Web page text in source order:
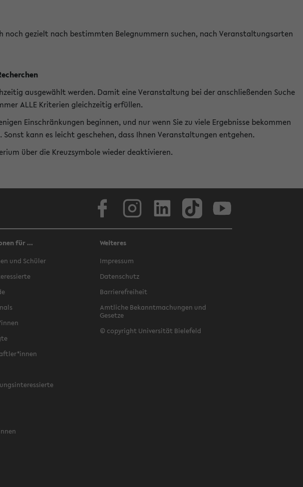
noch gezielt nach bestimmten Belegnummern suchen, nach Veranstaltungsarten
ausgewählt werden. Damit eine Veranstaltung bei der anschließenden Suche
ALLE Kriterien gleichzeitig erfüllen.
Einschränkungen beginnen, und nur wenn Sie zu viele Ergebnisse bekommen
kann es leicht geschehen, dass Ihnen Veranstaltungen entgehen.
über die Kreuzsymbole wieder deaktivieren.
für ...
und Schüler
Weiteres
Impressum
Datenschutz
Barrierefreiheit
Amtliche Bekanntmachungen und
Gesetze
© copyright Universität Bielefeld